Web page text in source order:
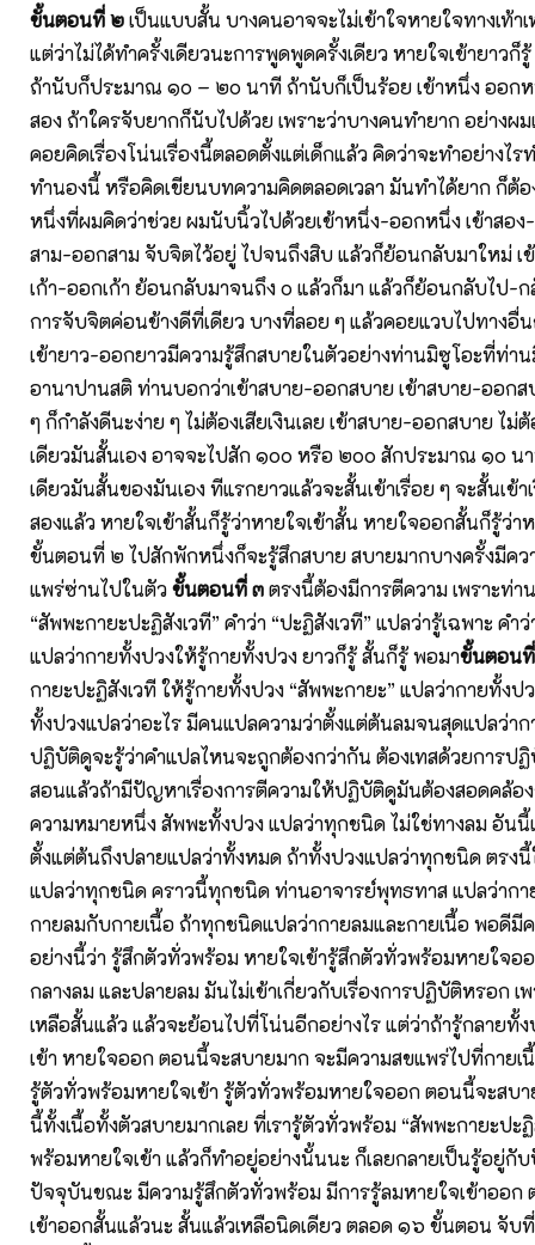
ขั้นตอนที่ ๒เป็นแบบสั้น บางคนอาจจะไม่เข้าใจหายใจทางเท้า
แต่ว่าไม่ได้ทำครั้งเดียวนะการพูดพูดครั้งเดียว หายใจเข้ายาวก็
ถ้านับก็ประมาณ ๑๐ – ๒๐ นาที ถ้านับก็เป็นร้อย เข้าหนึ่ง ออกห
สอง ถ้าใครจับยากก็นับไปด้วย เพราะว่าบางคนทำยาก อย่างผม
คอยคิดเรื่องโน่นเรื่องนี้ตลอดตั้งแต่เด็กแล้ว คิดว่าจะทำอย่างไรท
ทำนองนี้ หรือคิดเขียนบทความคิดตลอดเวลา มันทำได้ยาก ก็ต้
หนึ่งที่ผมคิดว่าช่วย ผมนับนิ้วไปด้วยเข้าหนึ่ง-ออกหนึ่ง เข้าสอง-
สาม-ออกสาม จับจิตไว้อยู่ ไปจนถึงสิบ แล้วก็ย้อนกลับมาใหม่ เ
เก้า-ออกเก้า ย้อนกลับมาจนถึง ๐ แล้วก็มา แล้วก็ย้อนกลับไป-
การจับจิตค่อนข้างดีที่เดียว บางที่ลอย ๆ แล้วคอยแวบไปทางอื่
เข้ายาว-ออกยาวมีความรู้สึกสบายในตัวอย่างท่านมิซูโอะที่ท่า
อานาปานสติ ท่านบอกว่าเข้าสบาย-ออกสบาย เข้าสบาย-ออก
ๆ ก็กำลังดีนะง่าย ๆ ไม่ต้องเสียเงินเลย เข้าสบาย-ออกสบาย ไม่
เดียวมันสั้นเอง อาจจะไปสัก ๑๐๐ หรือ ๒๐๐ สักประมาณ ๑๐ น
เดียวมันสั้นของมันเอง ทีแรกยาวแล้วจะสั้นเข้าเรื่อย ๆ จะสั้นเข้า
สองแล้ว หายใจเข้าสั้นก็รู้ว่าหายใจเข้าสั้น หายใจออกสั้นก็รู้ว่า
ขั้นตอนที่ ๒ ไปสักพักหนึ่งก็จะรู้สึกสบาย สบายมากบางครั้งมีคว
แพร่ซ่านไปในตัวขั้นตอนที่ ๓ตรงนี้ต้องมีการตีความ เพราะท่า
“สัพพะกายะปะฏิสังเวที” คำว่า “ปะฏิสังเวที” แปลว่ารู้เฉพาะ คำ
แปลว่ากายทั้งปวงให้รู้กายทั้งปวง ยาวก็รู้ สั้นก็รู้ พอมาขั้นตอน
กายะปะฏิสังเวที ให้รู้กายทั้งปวง “สัพพะกายะ” แปลว่ากายทั้งป
ทั้งปวงแปลว่าอะไร มีคนแปลความว่าตั้งแต่ต้นลมจนสุดแปลว่าก
ปฏิบัติดูจะรู้ว่าคำแปลไหนจะถูกต้องกว่ากัน ต้องเทสด้วยการป
สอนแล้วถ้ามีปัญหาเรื่องการตีความให้ปฏิบัติดูมันต้องสอดคล้อ
ความหมายหนึ่ง สัพพะทั้งปวง แปลว่าทุกชนิด ไม่ใช่ทางลม อัน
ตั้งแต่ต้นถึงปลายแปลว่าทั้งหมด ถ้าทั้งปวงแปลว่าทุกชนิด ตรงนี้
แปลว่าทุกชนิด คราวนี้ทุกชนิด ท่านอาจารย์พุทธทาส แปลว่าก
กายลมกับกายเนื้อ ถ้าทุกชนิดแปลว่ากายลมและกายเนื้อ พอดีมี
อย่างนี้ว่า รู้สึกตัวทั่วพร้อม หายใจเข้ารู้สึกตัวทั่วพร้อมหายใจอ
กลางลม และปลายลม มันไม่เข้าเกี่ยวกับเรื่องการปฏิบัติหรอก เ
เหลือสั้นแล้ว แล้วจะย้อนไปที่โน่นอีกอย่างไร แต่ว่าถ้ารู้กลายทั้
เข้า หายใจออก ตอนนี้จะสบายมาก จะมีความสขแพร่ไปที่กายเ
รู้ตัวทั่วพร้อมหายใจเข้า รู้ตัวทั่วพร้อมหายใจออก ตอนนี้จะสบา
นี้ทั้งเนื้อทั้งตัวสบายมากเลย ที่เรารู้ตัวทั่วพร้อม “สัพพะกายะปะ
พร้อมหายใจเข้า แล้วก็ทำอยู่อย่างนั้นนะ ก็เลยกลายเป็นรู้อยู่กั
ปัจจุบันขณะ มีความรู้สึกตัวทั่วพร้อม มีการรู้ลมหายใจเข้าออก
เข้าออกสั้นแล้วนะ สั้นแล้วเหลือนิดเดียว ตลอด ๑๖ ขั้นตอน จับ